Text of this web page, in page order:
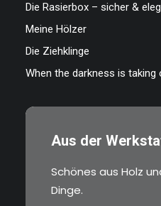
Die Rasierbox – sicher &
Meine Hölzer
Die Ziehklinge
When the darkness is taking
Aus der
Schönes aus Holz
Dinge.